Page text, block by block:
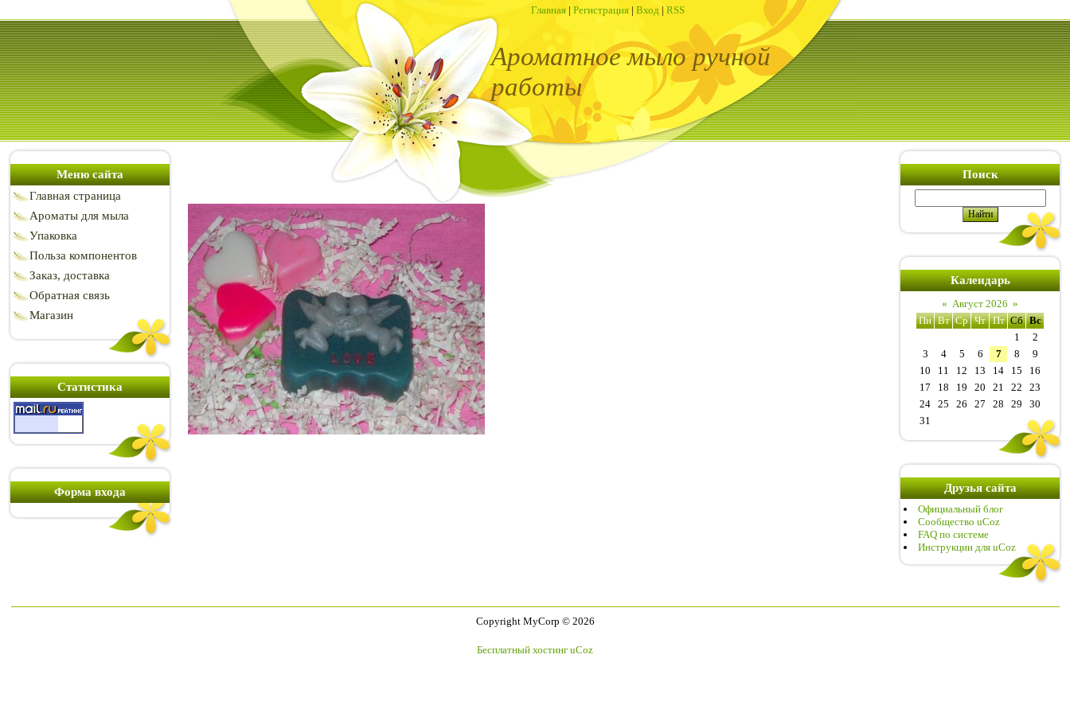
Главная | Регистрация | Вход | RSS
Ароматное мыло ручной
работы
Меню сайта
Главная страница
Ароматы для мыла
Упаковка
Польза компонентов
Заказ, доставка
Обратная связь
Магазин
Статистика
Форма входа
Поиск
Календарь
« Август 2026 »
Пн Вт Ср Чт Пт Сб Вс
1
2
3
4 5 6 7 8
9
10
11 12 13 14 15
16
17
18 19 20 21 22
23
24 25 26 27 28 29
30
31
Друзья сайта
Официальный блог
Сообщество uCoz
FAQ по системе
Инструкции для uCoz
Copyright MyCorp © 2026
Бесплатный хостинг uCoz